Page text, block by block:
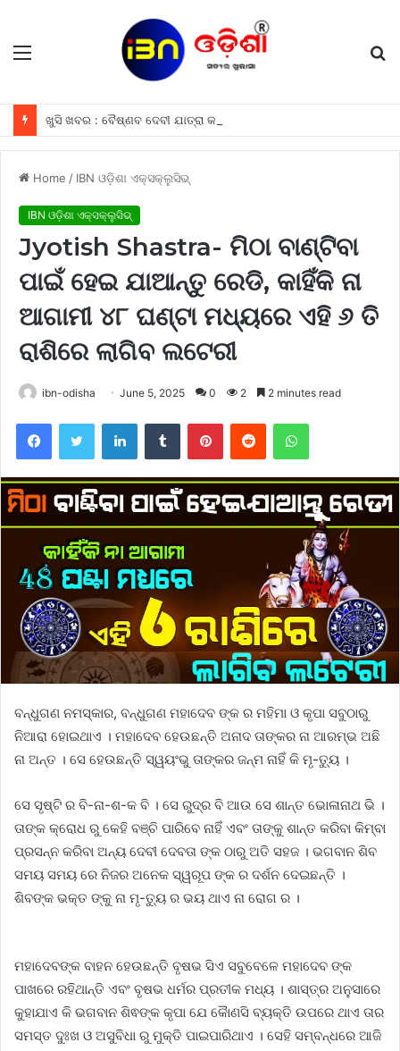
Menu
Home / IBN ଓଡ଼ିଶା ଏକ୍ସକ୍ଲୁସିଭ୍
IBN ଓଡ଼ିଶା ଏକ୍ସକ୍ଲୁସିଭ୍
Jyotish Shastra- ମିଠା ବାଣ୍ଟିବା
ପାଇଁ ହେଇ ଯାଆନ୍ତୁ ରେଡି, କାହିଁକି ନା
ଆଗାମୀ ୪୮ ଘଣ୍ଟା ମଧ୍ୟରେ ଏହି ୬ ତି
ରାଶିରେ ଲାଗିବ ଲଟେରୀ
ibn-odisha June 5, 2025 0 2 2 minutes read
FacebookTwitter LinkedInTumblr PinterestReddit WhatsApp
ବନ୍ଧୁଗଣ ନମସ୍କାର, ବନ୍ଧୁଗଣ ମହାଦେବ ଙ୍କ ର ମହିମା ଓ କୃପା ସବୁଠାରୁ
ନିଆରା ହୋଇଥାଏ । ମହାଦେବ ହେଉଛନ୍ତି ଅନାଦ ତାଙ୍କର ନା ଆରମ୍ଭ ଅଛି
ନା ଅନ୍ତ । ସେ ହେଉଛନ୍ତି ସ୍ୱୟଂଭୁ ତାଙ୍କର ଜନ୍ମ ନାହିଁ କି ମୃ-ତ୍ୟୁ ।
ସେ ସୃଷ୍ଟି ର ବି-ନା-ଶ-କ ବି । ସେ ରୁଦ୍ର ବି ଆଉ ସେ ଶାନ୍ତ ଭୋଳାନାଥ ଭି ।
ତାଙ୍କ କ୍ରୋଧ ରୁ କେହି ବଞ୍ଚି ପାରିବେ ନାହିଁ ଏବଂ ତାଙ୍କୁ ଶାନ୍ତ କରିବା କିମ୍ବା
ପ୍ରସନ୍ନ କରିବା ଅନ୍ୟ ଦେବୀ ଦେବତା ଙ୍କ ଠାରୁ ଅତି ସହଜ । ଭଗବାନ ଶିବ
ସମୟ ସମୟ ରେ ନିଜର ଅନେକ ସ୍ୱରୂପ ଙ୍କ ର ଦର୍ଶନ ଦେଇଛନ୍ତି ।
ଶିବଙ୍କ ଭକ୍ତ ଙ୍କୁ ନା ମୃ-ତ୍ୟୁ ର ଭୟ ଥାଏ ନା ରୋଗ ର ।
ମହାଦେବଙ୍କ ବାହନ ହେଉଛନ୍ତି ବୃଷଭ ସିଏ ସବୁବେଳେ ମହାଦେବ ଙ୍କ
ପାଖରେ ରହିଥାନ୍ତି ଏବଂ ବୃଷଭ ଧର୍ମର ପ୍ରତୀକ ମଧ୍ୟ । ଶାସ୍ତ୍ର ଅନୁସାରେ
କୁହାଯାଏ କି ଭଗବାନ ଶିଵଙ୍କ କୃପା ଯେ କୋୖଣସି ବ୍ୟକ୍ତି ଉପରେ ଥାଏ ତାର
ସମସ୍ତ ଦୁଃଖ ଓ ଅସୁବିଧା ରୁ ମୁକ୍ତି ପାଇପାରିଥାଏ । ସେହି ସମ୍ବନ୍ଧରେ ଆଜି